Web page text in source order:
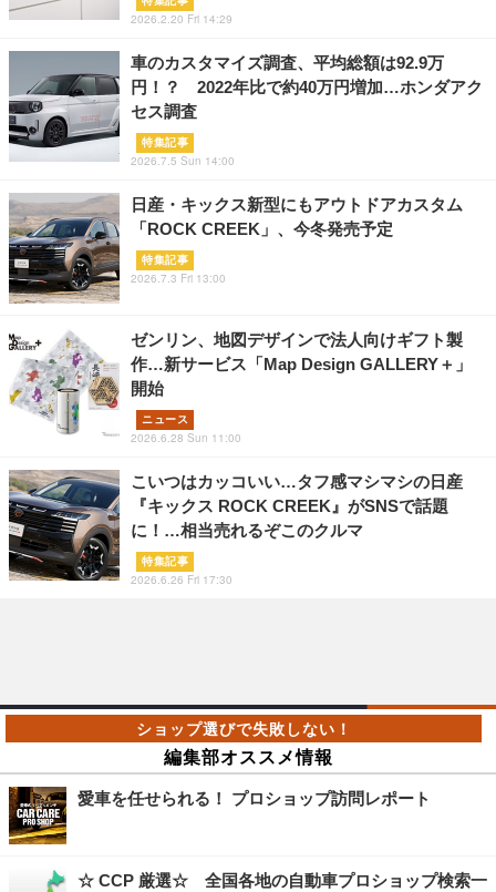
2026.2.20 Fri 14:29
車のカスタマイズ調査、平均総額は92.9万
円！？ 2022年比で約40万円増加…ホンダアク
セス調査
特集記事
2026.7.5 Sun 14:00
日産・キックス新型にもアウトドアカスタム
「ROCK CREEK」、今冬発売予定
特集記事
2026.7.3 Fri 13:00
ゼンリン、地図デザインで法人向けギフト製
作…新サービス「Map Design GALLERY＋」
開始
ニュース
2026.6.28 Sun 11:00
こいつはカッコいい…タフ感マシマシの日産
『キックス ROCK CREEK』がSNSで話題
に！…相当売れるぞこのクルマ
特集記事
2026.6.26 Fri 17:30
編集部オススメ情報
愛車を任せられる！ プロショップ訪問レポート
☆ CCP 厳選☆ 全国各地の自動車プロショップ検索一